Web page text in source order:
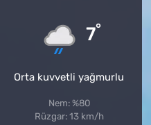
7°
Orta kuvvetli yağmurlu
Nem: %80
Rüzgar: 13 km/h